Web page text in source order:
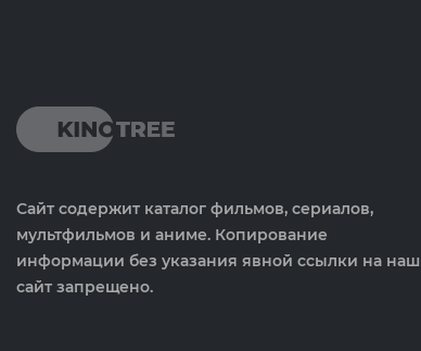
Сайт содержит каталог фильмов, сериалов,
мультфильмов и аниме. Копирование
информации без указания явной ссылки на наш
сайт запрещено.